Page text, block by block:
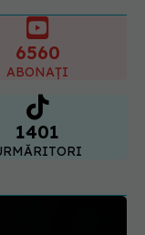
ABONAȚI
1401
URMĂRITORI